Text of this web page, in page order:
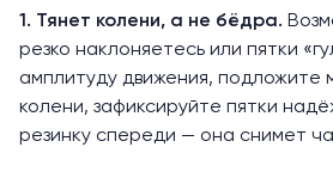
1. Тянет колени, а не бёдра.
резко наклоняетесь или пятки
амплитуду движения, подложите
колени, зафиксируйте пятки
резинку спереди — она снимет